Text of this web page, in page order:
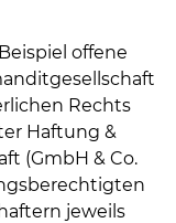
offene
Rechts
Haftung &
(GmbH & Co.
jeweils